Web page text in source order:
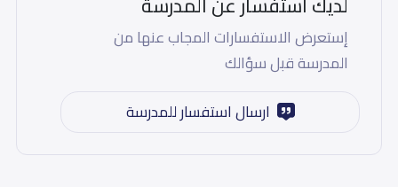
إستعرض الاستفسارات المجاب عنها من
المدرسة قبل سؤالك
ارسال استفسار للمدرسة